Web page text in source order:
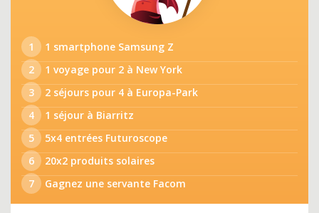
1
1 smartphone Samsung Z
2
1 voyage pour 2 à New York
3
2 séjours pour 4 à Europa-Park
4
1 séjour à Biarritz
5
5x4 entrées Futuroscope
6
20x2 produits solaires
7
Gagnez une servante Facom